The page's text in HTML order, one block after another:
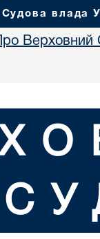
Судова влада
Верховний